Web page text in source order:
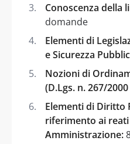
Conoscenza della
domande
Elementi di
e Sicurezza
Nozioni di
(D.Lgs. n. 267/
Elementi di Diritto
riferimento ai
Amministrazione: